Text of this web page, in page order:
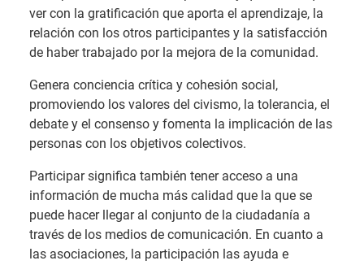
ver con la gratificación que aporta el aprendizaje, la
relación con los otros participantes y la satisfacción
de haber trabajado por la mejora de la comunidad.
Genera conciencia crítica y cohesión social,
promoviendo los valores del civismo, la tolerancia, el
debate y el consenso y fomenta la implicación de las
personas con los objetivos colectivos.
Participar significa también tener acceso a una
información de mucha más calidad que la que se
puede hacer llegar al conjunto de la ciudadanía a
través de los medios de comunicación. En cuanto a
las asociaciones, la participación las ayuda e